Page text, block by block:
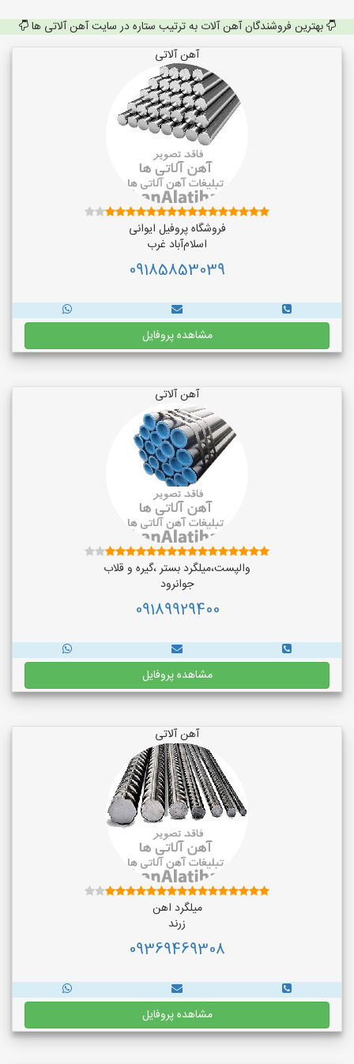
بهترین فروشندگان آهن آلات به ترتیب ستاره در سایت آهن آلاتی ها
آهن آلاتی
فروشگاه پروفیل ایوانی
اسلام‌آباد غرب
09185853039
مشاهده پروفایل
آهن آلاتی
والپست،میلگرد بستر ،گیره و قلاب
جوانرود
09189929400
مشاهده پروفایل
آهن آلاتی
میلگرد اهن
زرند
09369469308
مشاهده پروفایل